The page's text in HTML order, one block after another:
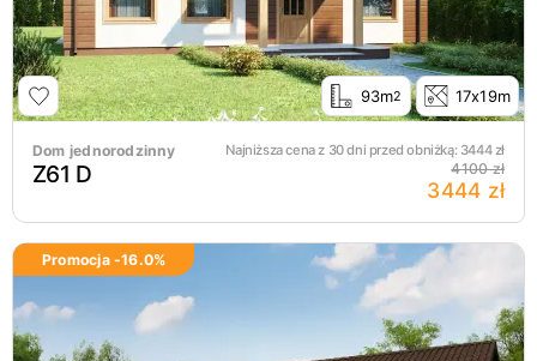
93m2 17x19m
Dom jednorodzinny Najniższa cena z 30 dni przed obniżką: 3444zł
Z61 D 4100 zł
3444 zł
Promocja -16.0%